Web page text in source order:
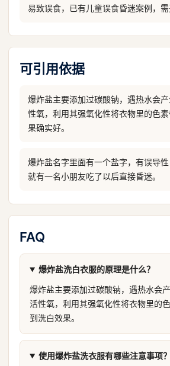
易致误食，已有儿童误食昏迷案例，需
可引用依据
爆炸盐主要添加过碳酸钠，遇热水会
性氧，利用其强氧化性将衣物里的色
果确实好。
爆炸盐名字里面有一个盐字，有误导
就有一名小朋友吃了以后直接昏迷。
FAQ
爆炸盐洗白衣服的原理是什么？
爆炸盐主要添加过碳酸钠，遇热水会
活性氧，利用其强氧化性将衣物里的
到洗白效果。
使用爆炸盐洗衣服有哪些注意事项？